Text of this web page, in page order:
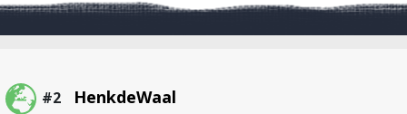
#2 HenkdeWaal